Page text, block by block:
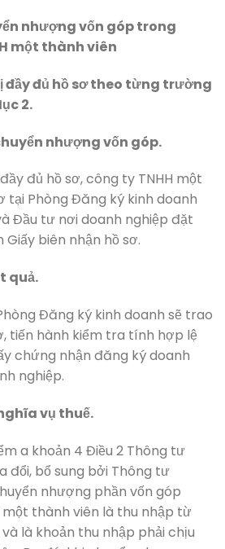
nhượng vốn góp trong
một thành viên
đủ hồ sơ theo từng trường
2.
nhượng vốn góp.
đủ hồ sơ, công ty TNHH một
tại Phòng Đăng ký kinh doanh
Đầu tư nơi doanh nghiệp đặt
biên nhận hồ sơ.
quả.
Đăng ký kinh doanh sẽ trao
tiến hành kiểm tra tính hợp lệ
chứng nhận đăng ký doanh
nghiệp.
vụ thuế.
a khoản 4 Điều 2 Thông tư
đổi, bổ sung bởi Thông tư
nhượng phần vốn góp
thành viên là thu nhập từ
là khoản thu nhập phải chịu